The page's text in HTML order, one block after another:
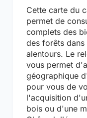
Cette carte du
permet de
complets des
des forêts
alentours. Le
vous permet
géographique
pour vous de
l'acquisition
bois ou d'une